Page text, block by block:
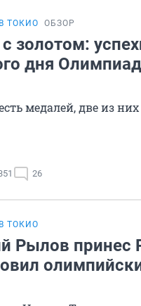
ТОКИО ОБЗОР
золотом:
дня
медалей, две из
26
ТОКИО
Рылов принес